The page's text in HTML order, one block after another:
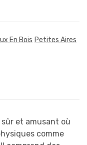
En Bois Petites Aires
et amusant où
comme